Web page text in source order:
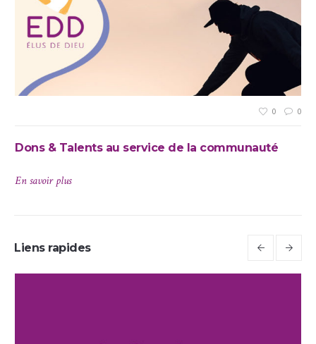
0 0
Dons & Talents au service de la communauté
En savoir plus
Liens rapides